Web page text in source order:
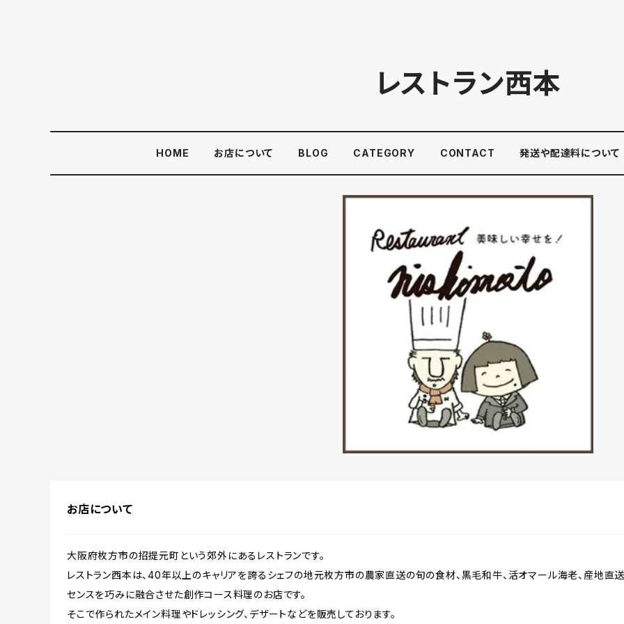
レストラン西本
HOME お店について BLOG CATEGORY CONTACT 発送や配達料について
お店について
大阪府枚方市の招提元町という郊外にあるレストランです。
レストラン西本は、40年以上のキャリアを誇るシェフの地元枚方市の農家直送の旬の食材、黒毛和牛、活オマール海老、産地直
センスを巧みに融合させた創作コース料理のお店です。
そこで作られたメイン料理やドレッシング、デザートなどを販売しております。